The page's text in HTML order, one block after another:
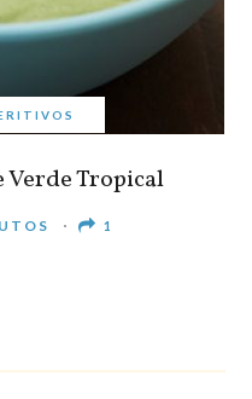
Verde Tropical
1